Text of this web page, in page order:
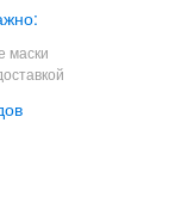
маски